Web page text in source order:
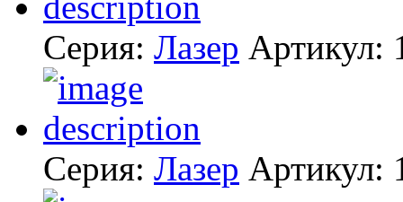
Серия: Лазер Артикул:
Серия: Лазер Артикул: